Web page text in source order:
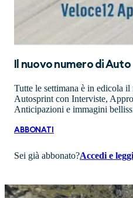
Il nuovo numero diAuto
Tutte le settimana è in edicola
Autosprint con Interviste,
Anticipazioni e immagini
ABBONATI
Sei già abbonato?Accedi e leggi